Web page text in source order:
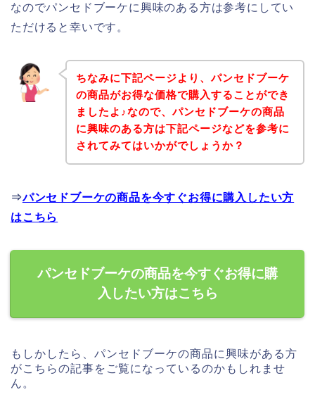
なのでパンセドブーケに興味のある方は参考にしてい
ただけると幸いです。
ちなみに下記ページより、パンセドブーケ
の商品がお得な価格で購入することができ
ましたよ♪なので、パンセドブーケの商品
に興味のある方は下記ページなどを参考に
されてみてはいかがでしょうか？
⇒パンセドブーケの商品を今すぐお得に購入したい方
はこちら
パンセドブーケの商品を今すぐお得に購
入したい方はこちら
もしかしたら、パンセドブーケの商品に興味がある方
がこちらの記事をご覧になっているのかもしれませ
ん。